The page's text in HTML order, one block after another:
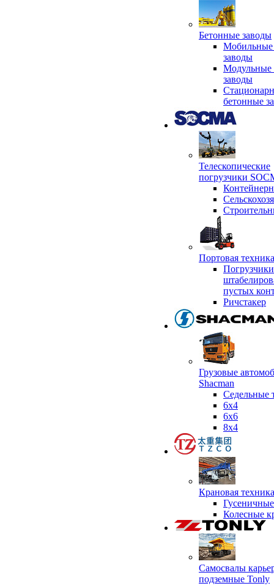
Бетонные заводы
Мобильные
заводы
Модульные
заводы
бетонные
Телескопические
погрузчики
Портовая
пустых
Ричстакер
Грузовые
Shacman
Седельные
6х4
6x6
8x4
Крановая
Колесные
Самосвалы
подземные Tonly